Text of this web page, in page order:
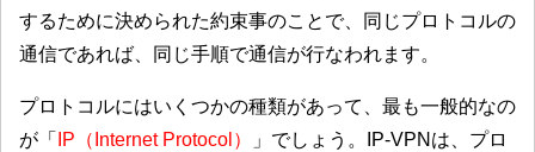
するために決められた約束事のことで、同じプロトコルの
通信であれば、同じ手順で通信が行なわれます。
プロトコルにはいくつかの種類があって、最も一般的なの
が「
IP（Internet Protocol）
」でしょう。IP-VPNは、プロ